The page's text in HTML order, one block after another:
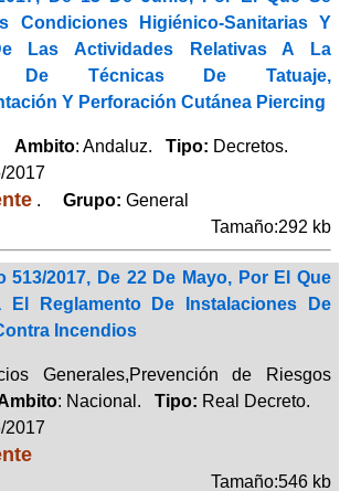
Condiciones Higiénico-Sanitarias Y
Las Actividades Relativas A La
De Técnicas De Tatuaje,
Y Perforación Cutánea Piercing
Ambito: Andaluz. Tipo: Decretos.
2017
. Grupo: General
Tamaño:292 kb
513/2017, De 22 De Mayo, Por El Que
El Reglamento De Instalaciones De
Incendios
Generales,Prevención de Riesgos
: Nacional. Tipo: Real Decreto.
2017
Tamaño:546 kb